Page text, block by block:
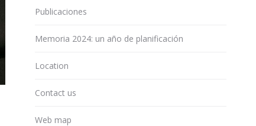
Publicaciones
Memoria 2024: un año de planificación
Location
Contact us
Web map